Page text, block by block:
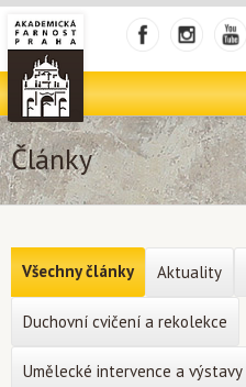
Články
Všechny články Aktuality
Duchovní cvičení a rekolekce
Umělecké intervence a výstavy